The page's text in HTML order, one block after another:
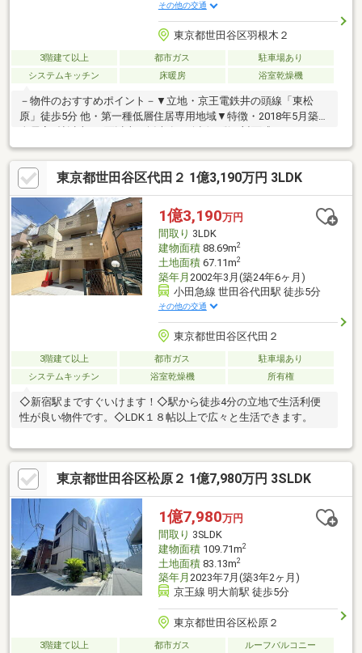
その他の交通
東京都世田谷区羽根木２
3階建て以上 都市ガス
駐車場あり
システムキッチン
床暖房 浴室乾燥機
－物件のおすすめポイント－▼立地・京王電鉄井の頭線「東松
原」徒歩5分 他・第一種低層住居専用地域▼特徴・2018年5月築・
食洗機搭載・WIC付のサービススぺ―スは多用途に活用可・玄関が
すっきり片付くSIC有・3階は南北の両面バルコニー仕様・駐車1
台可(車種による)、駐輪スペース有▼設備・床暖房(LD)・浴室乾
燥機・トイレ2ヶ所▼周辺環境・トップパルケ松原店 徒歩7分(約
550m)■ ご希望の住まい探しをお手伝いします ━━━━━・・・
物件の詳細・ご相談はお気軽にお問い合わせください。
東京都世田谷区代田２ 1億3,190万円 3LDK
1億3,190万円
間取り 3LDK
建物面積88.69m2
土地面積67.11m2
築年月 2002年3月(築24年6ヶ月)
小田急線 世田谷代田駅 徒歩5分
その他の交通
東京都世田谷区代田２
3階建て以上 都市ガス
駐車場あり
システムキッチン
浴室乾燥機 所有権
◇新宿駅まですぐいけます！◇駅から徒歩4分の立地で生活利便
性が良い物件です。◇LDK１８帖以上で広々と生活できます。
東京都世田谷区松原２ 1億7,980万円 3SLDK
1億7,980万円
間取り 3SLDK
建物面積109.71m2
土地面積83.13m2
築年月 2023年7月(築3年2ヶ月)
京王線 明大前駅 徒歩5分
東京都世田谷区松原２
3階建て以上 都市ガス
ルーフバルコニー